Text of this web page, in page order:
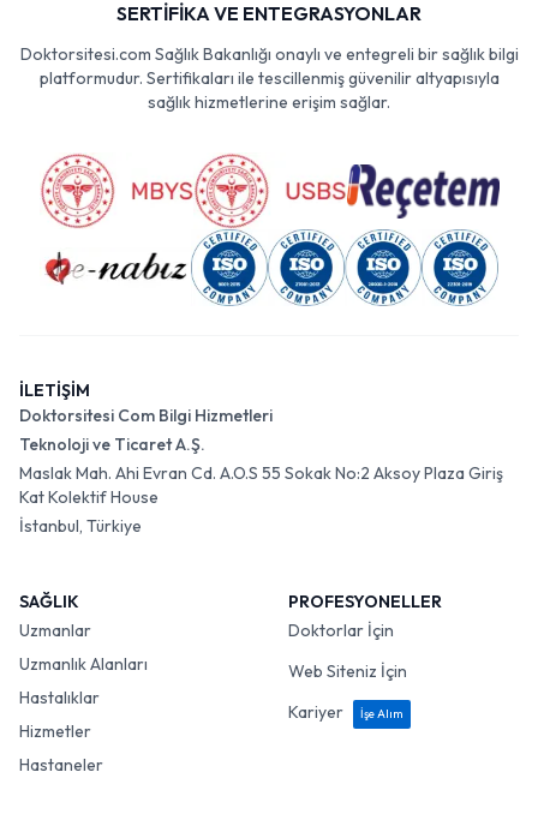
SERTİFİKA VE ENTEGRASYONLAR
Doktorsitesi.com Sağlık Bakanlığı onaylı ve entegreli bir sağlık bilgi
platformudur. Sertifikaları ile tescillenmiş güvenilir altyapısıyla
sağlık hizmetlerine erişim sağlar.
İLETİŞİM
Doktorsitesi Com Bilgi Hizmetleri
Teknoloji ve Ticaret A.Ş.
Maslak Mah. Ahi Evran Cd. A.O.S 55 Sokak No:2 Aksoy Plaza Giriş
Kat Kolektif House
İstanbul, Türkiye
SAĞLIK
Uzmanlar
Uzmanlık Alanları
Hastalıklar
Hizmetler
Hastaneler
PROFESYONELLER
Doktorlar İçin
Web Siteniz İçin
Kariyer
İşe Alım